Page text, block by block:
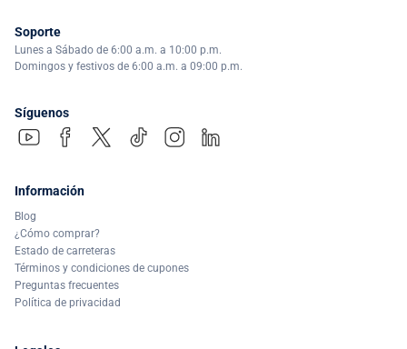
Soporte
Lunes a Sábado de 6:00 a.m. a 10:00 p.m.
Domingos y festivos de 6:00 a.m. a 09:00 p.m.
Síguenos
Información
Blog
¿Cómo comprar?
Estado de carreteras
Términos y condiciones de cupones
Preguntas frecuentes
Política de privacidad